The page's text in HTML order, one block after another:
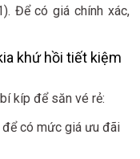
Để có giá chính xác,
khứ hồi tiết kiệm
kíp để săn vé rẻ:
có mức giá ưu đãi